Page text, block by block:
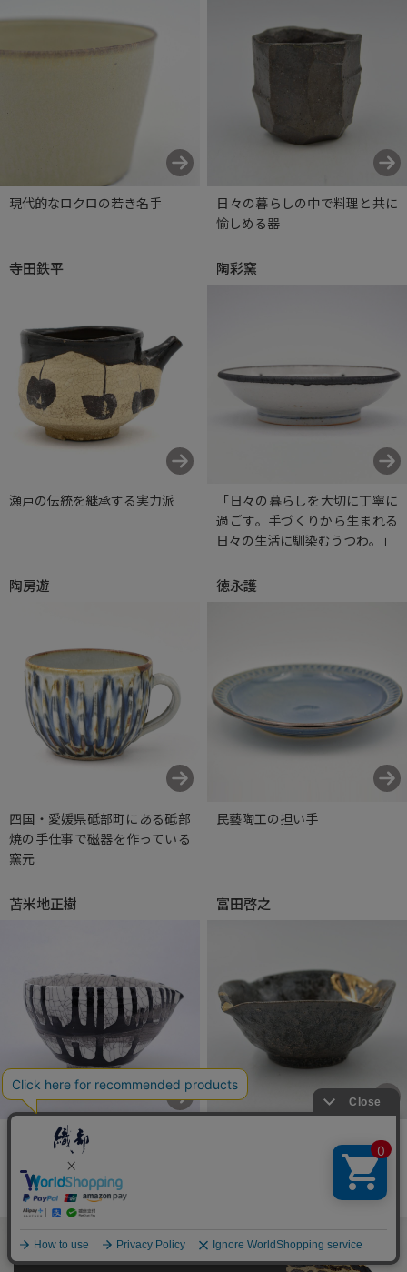
現代的なロクロの若き名手
日々の暮らしの中で料理と共に
愉しめる器
寺田鉄平
瀬戸の伝統を継承する実力派
陶彩窯
「日々の暮らしを大切に丁寧に
過ごす。手づくりから生まれる
日々の生活に馴染むうつわ。」
陶房遊
四国・愛媛県砥部町にある砥部
焼の手仕事で磁器を作っている
窯元
徳永護
民藝陶工の担い手
苫米地正樹
ターコイズブルーがトレードマ
ークの人気作家。
富田啓之
金属を想わせるテクスチャー
中平美彦
商品を探す SEARCH